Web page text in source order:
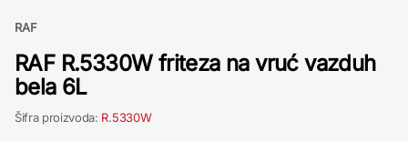
RAF
RAF R.5330W friteza na vruć vazduh
bela 6L
Šifra proizvoda: R.5330W